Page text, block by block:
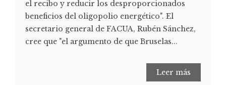
el recibo y reducir los desproporcionados
beneficios del oligopolio energético". El
secretario general de FACUA, Rubén Sánchez,
cree que "el argumento de que Bruselas...
Leer más